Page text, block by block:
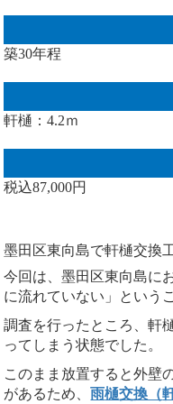
築30年程
軒樋：4.2ｍ
税込87,000円
墨田 区東向島で軒樋交換
今回 は、墨田 区東向島に
に流れていない」 という
調査を行った ところ、軒
って しまう状態でした。
このまま 放置すると外壁
があるため、雨樋交換（